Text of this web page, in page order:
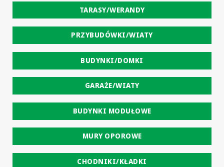
TARASY/WERANDY
PRZYBUDÓWKI/WIATY
BUDYNKI/DOMKI
GARAŻE/WIATY
BUDYNKI MODUŁOWE
MURY OPOROWE
CHODNIKI/KŁADKI